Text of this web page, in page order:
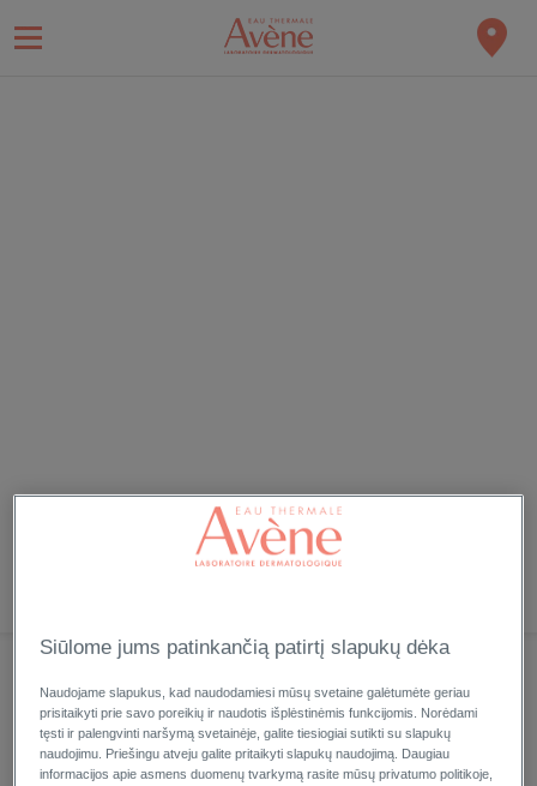
Siūlome jums patinkančią patirtį slapukų dėka
Naudojame slapukus, kad naudodamiesi mūsų svetaine galėtumėte geriau
prisitaikyti prie savo poreikių ir naudotis išplėstinėmis funkcijomis. Norėdami
tęsti ir palengvinti naršymą svetainėje, galite tiesiogiai sutikti su slapukų
naudojimu. Priešingu atveju galite pritaikyti slapukų naudojimą. Daugiau
informacijos apie asmens duomenų tvarkymą rasite mūsų privatumo politikoje,